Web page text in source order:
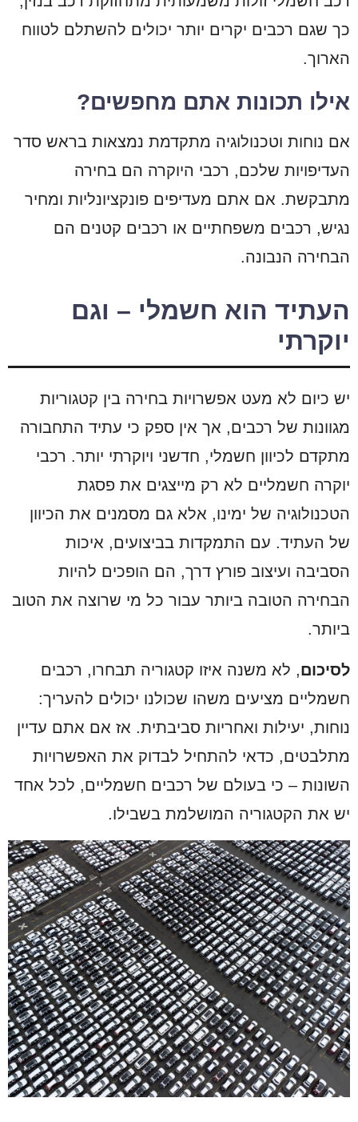
כך שגם רכבים יקרים יותר יכולים להשתלם לטווח
הארוך.
אילו תכונות אתם מחפשים?
אם נוחות וטכנולוגיה מתקדמת נמצאות בראש סדר
העדיפויות שלכם, רכבי היוקרה הם בחירה
מתבקשת. אם אתם מעדיפים פונקציונליות ומחיר
נגיש, רכבים משפחתיים או רכבים קטנים הם
הבחירה הנבונה.
העתיד הוא חשמלי – וגם
יוקרתי
יש כיום לא מעט אפשרויות בחירה בין קטגוריות
מגוונות של רכבים, אך אין ספק כי עתיד התחבורה
מתקדם לכיוון חשמלי, חדשני ויוקרתי יותר. רכבי
יוקרה חשמליים לא רק מייצגים את פסגת
הטכנולוגיה של ימינו, אלא גם מסמנים את הכיוון
של העתיד. עם התמקדות בביצועים, איכות
הסביבה ועיצוב פורץ דרך, הם הופכים להיות
הבחירה הטובה ביותר עבור כל מי שרוצה את הטוב
ביותר.
לסיכום, לא משנה איזו קטגוריה תבחרו, רכבים
חשמליים מציעים משהו שכולנו יכולים להעריך:
נוחות, יעילות ואחריות סביבתית. אז אם אתם עדיין
מתלבטים, כדאי להתחיל לבדוק את האפשרויות
השונות – כי בעולם של רכבים חשמליים, לכל אחד
יש את הקטגוריה המושלמת בשבילו.